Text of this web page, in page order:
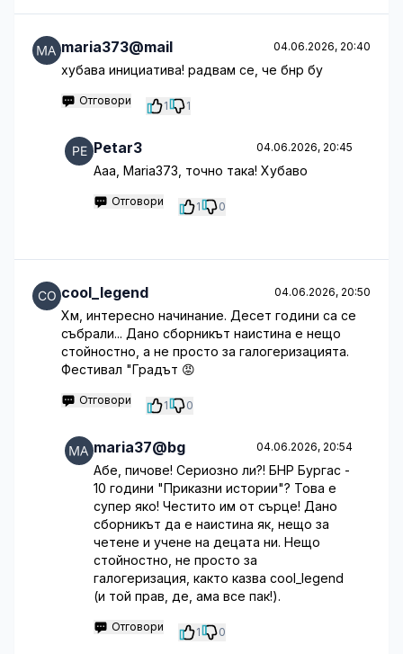
maria373@mail 04.06.2026, 20:40
хубава инициатива! радвам се, че бнр бу
Отговори 1 1
Petar3 04.06.2026, 20:45
Ааа, Maria373, точно така! Хубаво
Отговори 1 0
cool_legend 04.06.2026, 20:50
Хм, интересно начинание. Десет години са се
събрали... Дано сборникът наистина е нещо
стойностно, а не просто за галогеризацията.
Фестивал "Градът 😡
Отговори 1 0
maria37@bg 04.06.2026, 20:54
Абе, пичове! Сериозно ли?! БНР Бургас -
10 години "Приказни истории"? Това е
супер яко! Честито им от сърце! Дано
сборникът да е наистина як, нещо за
четене и учене на децата ни. Нещо
стойностно, не просто за
галогеризация, както казва cool_legend
(и той прав, де, ама все пак!).
Отговори 1 0